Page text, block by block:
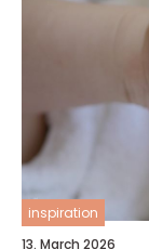
inspiration
13. March 2026